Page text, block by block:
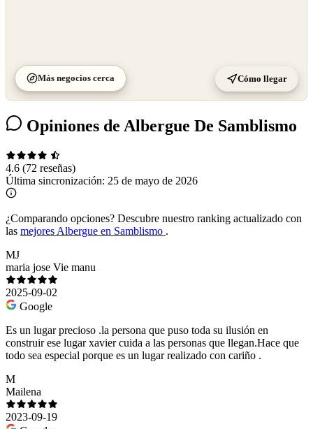
Más negocios cerca Cómo llegar
Opiniones de Albergue De Samblismo
4.6 (72 reseñas)
Última sincronización: 25 de mayo de 2026
¿Comparando opciones? Descubre nuestro ranking actualizado con
las mejores Albergue en Samblismo .
MJ
maria jose Vie manu
2025-09-02
Google
Es un lugar precioso .la persona que puso toda su ilusión en
construir ese lugar xavier cuida a las personas que llegan.Hace que
todo sea especial porque es un lugar realizado con cariño .
M
Mailena
2023-09-19